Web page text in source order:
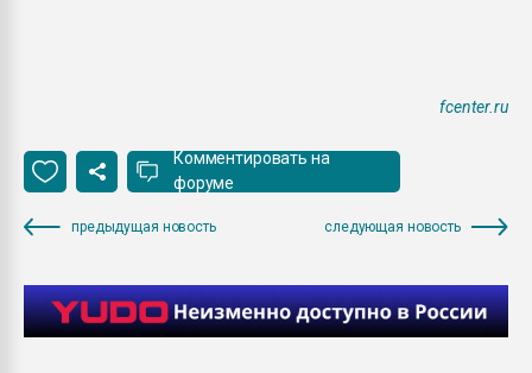
fcenter.ru
Комментировать на
форуме
предыдущая новость следующая новость